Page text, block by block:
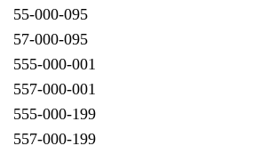
55-000-095
57-000-095
555-000-001
557-000-001
555-000-199
557-000-199